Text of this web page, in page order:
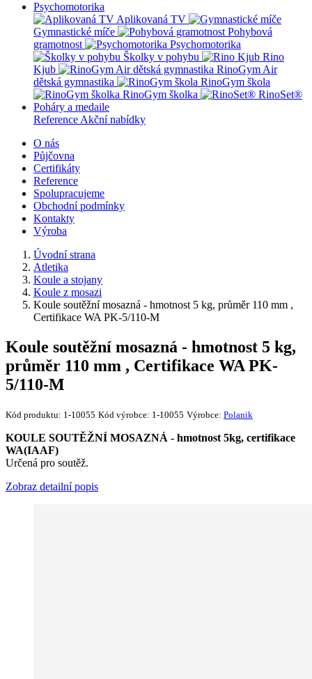
Psychomotorika
Aplikovaná TV
Gymnastické míče
Pohybová
gramotnost
Psychomotorika
Školky v pohybu
Rino
Kjub
RinoGym Air
dětská gymnastika
RinoGym škola
RinoGym školka
RinoSet®
Poháry a medaile
Reference Akční nabídky
O nás
Půjčovna
Certifikáty
Reference
Spolupracujeme
Obchodní podmínky
Kontakty
Výroba
Úvodní strana
Atletika
Koule a stojany
Koule z mosazi
Koule soutěžní mosazná - hmotnost 5 kg, průměr 110 mm ,
Certifikace WA PK-5/110-M
Koule soutěžní mosazná - hmotnost 5 kg,
průměr 110 mm , Certifikace WA PK-
5/110-M
Kód produktu: 1-10055 Kód výrobce: 1-10055 Výrobce: Polanik
KOULE SOUTĚŽNÍ MOSAZNÁ - hmotnost 5kg, certifikace
WA(IAAF)
Určená pro soutěž.
Zobraz detailní popis